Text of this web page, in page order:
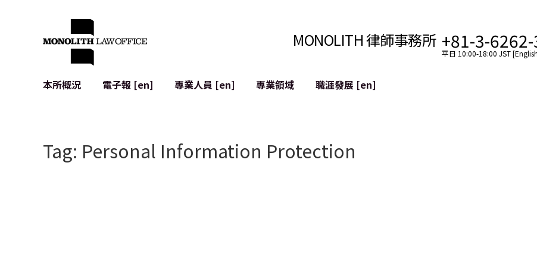
MONOLITH 律師事務所 +81-3-
平日 10:00-18:00 JST
本所概況
全球合作夥伴聯盟 [en]
本所位置
電子報 [en] 專業人員 [en]
專業領域
併購 (M&A)
日本的IPO
使用條款
加密資產與區塊鏈
職涯發展 [en]
Tag: Personal Information Protection